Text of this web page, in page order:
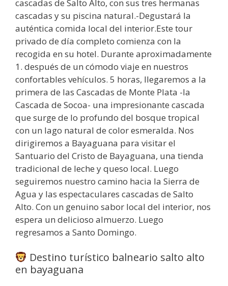
cascadas de Salto Alto, con sus tres hermanas
cascadas y su piscina natural.-Degustará la
auténtica comida local del interior.Este tour
privado de día completo comienza con la
recogida en su hotel. Durante aproximadamente
1. después de un cómodo viaje en nuestros
confortables vehículos. 5 horas, llegaremos a la
primera de las Cascadas de Monte Plata -la
Cascada de Socoa- una impresionante cascada
que surge de lo profundo del bosque tropical
con un lago natural de color esmeralda. Nos
dirigiremos a Bayaguana para visitar el
Santuario del Cristo de Bayaguana, una tienda
tradicional de leche y queso local. Luego
seguiremos nuestro camino hacia la Sierra de
Agua y las espectaculares cascadas de Salto
Alto. Con un genuino sabor local del interior, nos
espera un delicioso almuerzo. Luego
regresamos a Santo Domingo.
Destino turístico balneario salto alto
en bayaguana